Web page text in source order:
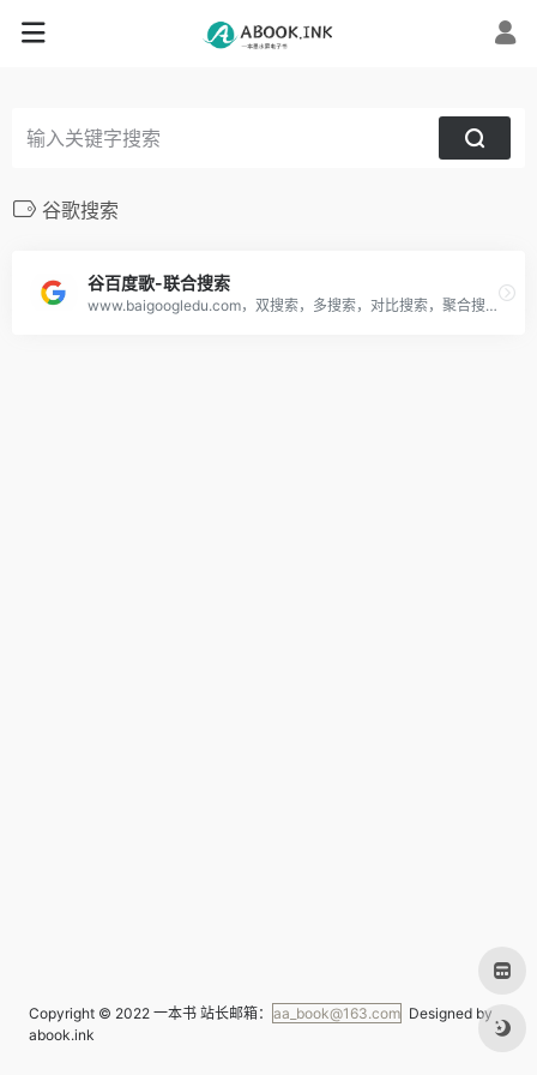
谷歌搜索
谷百度歌-联合搜索
www.baigoogledu.com，双搜索，多搜索，对比搜索，聚合搜索，联合搜索，搜索引擎大全，百度Google一起搜
Copyright © 2022 一本书 站长邮箱： aa_book@163.com Designed by
abook.ink